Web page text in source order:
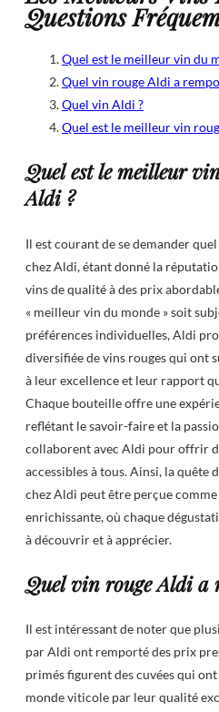
Questions
Quel est le meilleur vin du
Quel vin rouge Aldi a
Quel vin Aldi ?
Quel est le meilleur vin
Quel est le meilleur
Aldi ?
Il est courant de se demander
chez Aldi, étant donné la
vins de qualité à des prix
« meilleur vin du monde » soit
préférences individuelles, Aldi
diversifiée de vins rouges qui ont
à leur excellence et leur rapport
Chaque bouteille offre une
reflétant le savoir-faire et la
collaborent avec Aldi pour offrir
accessibles à tous. Ainsi, la quête
chez Aldi peut être perçue
enrichissante, où chaque
à découvrir et à apprécier.
Quel vin rouge Aldi a
Il est intéressant de noter que
par Aldi ont remporté des prix
primés figurent des cuvées qui
monde viticole par leur qualité